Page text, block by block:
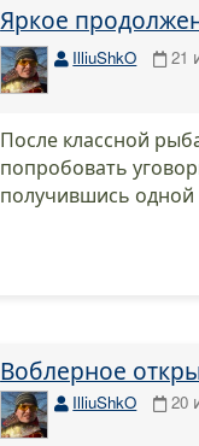
Яркое
IlliuShkO 21
После классной
попробовать
получившись одной
Воблерное
IlliuShkO 20